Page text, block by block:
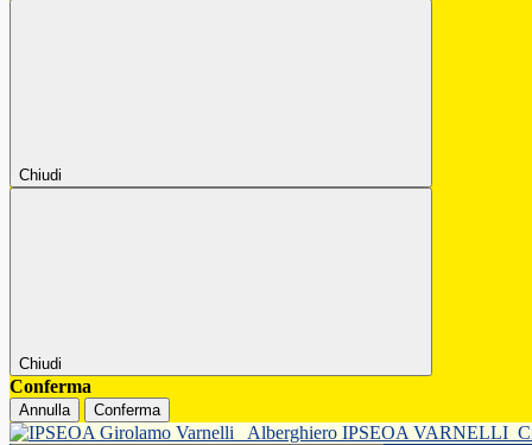
Chiudi
Chiudi
Conferma
Annulla Conferma
Alberghiero IPSEOA VARNELLI